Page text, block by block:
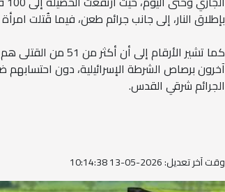
بإطلاق النار، إلى جانب جرائم طعن، فيما قُتلت
آخرون برصاص الشرطة الإسرائيلية، دون
الجرائم شرقي القدس.
وقت آخر تعديل: 2026-05-13 10:14:38